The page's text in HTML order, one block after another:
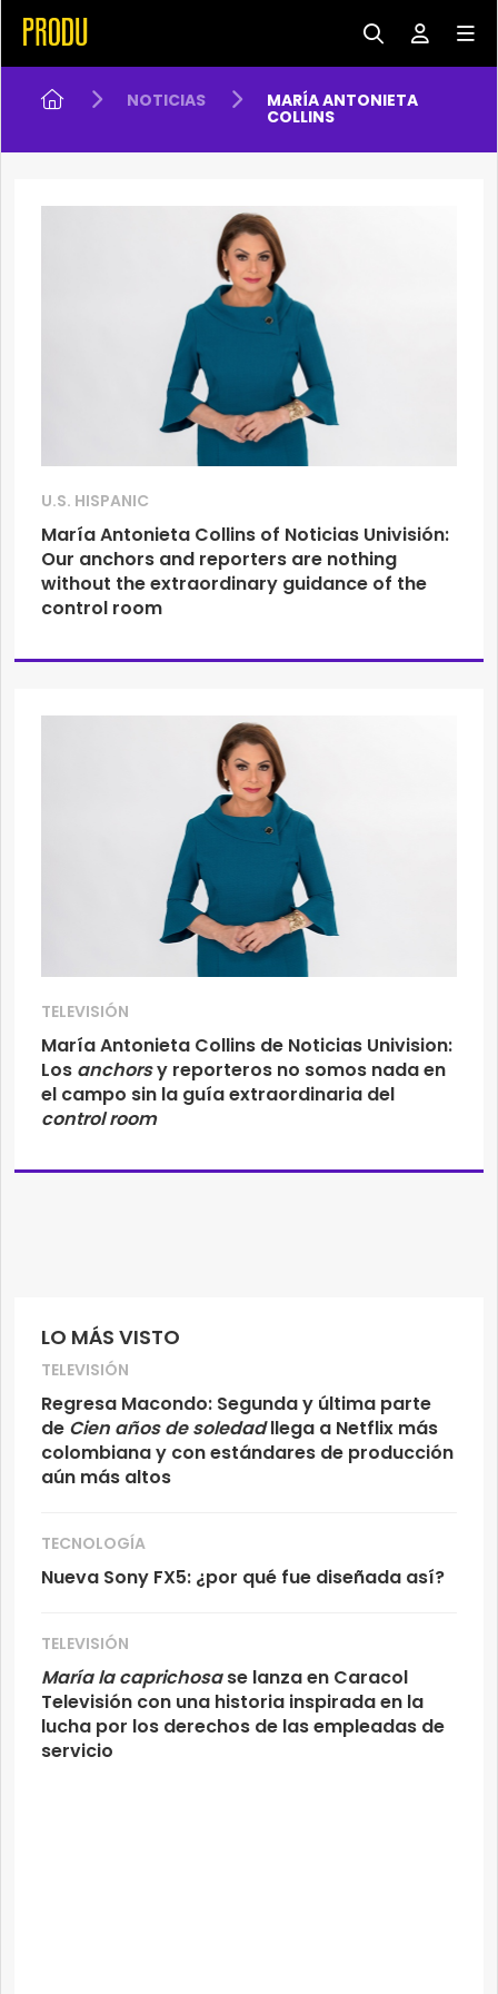
NOTICIAS MARÍA ANTONIETA
COLLINS
LO MÁS VISTO
TELEVISIÓN
Regresa Macondo: Segunda y última parte
de Cien años de soledadllega a Netflix más
colombiana y con estándares de producción
aún más altos
TECNOLOGÍA
Nueva Sony FX5: ¿por qué fue diseñada así?
TELEVISIÓN
María la caprichosase lanza en Caracol
Televisión con una historia inspirada en la
lucha por los derechos de las empleadas de
servicio
U.S. HISPANIC
María Antonieta Collins of Noticias Univisión:
Our anchors and reporters are nothing
without the extraordinary guidance of the
control room
TELEVISIÓN
María Antonieta Collins de Noticias Univision:
Los anchorsy reporteros no somos nada en
el campo sin la guía extraordinaria del
control room